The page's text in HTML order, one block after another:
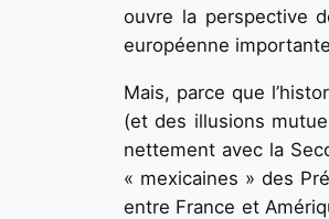
ouvre la perspective
européenne
Mais, parce que
(et des illusions
nettement avec la
« mexicaines » des
entre France et